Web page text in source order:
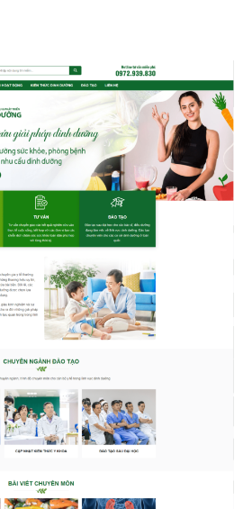
.vn (1 năm)(+550,000 ₫)
năm)
(+700,000 ₫)
năm)(+1,000,000 ₫)
năm)
(+1,200,000 ₫)